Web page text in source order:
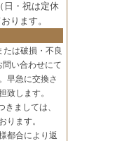
日・祝は定休
ります。
は破損・不良
い合わせにて
早急に交換さ
致します。
ましては、
ります。
都合により返